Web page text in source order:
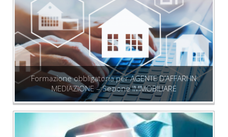
Formazione obbligatoria per AGENTE D’AFFARI IN
MEDIAZIONE – Sezione IMMOBILIARE